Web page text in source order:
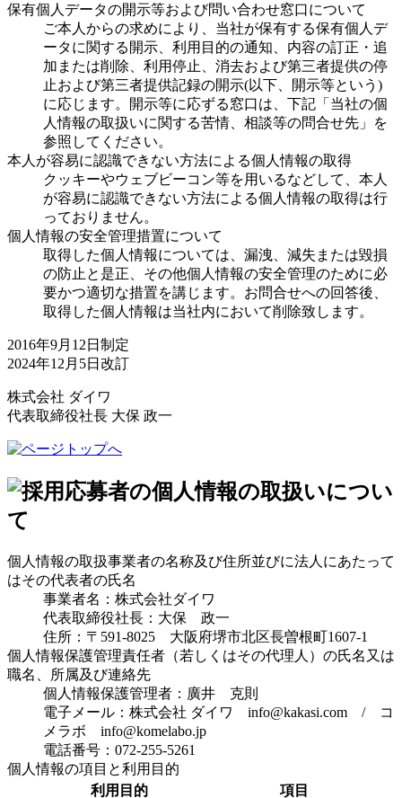
保有個人データの開示等および問い合わせ窓口について
ご本人からの求めにより、当社が保有する保有個人デ
ータに関する開示、利用目的の通知、内容の訂正・追
加または削除、利用停止、消去および第三者提供の停
止および第三者提供記録の開示(以下、開示等という)
に応じます。開示等に応ずる窓口は、下記「当社の個
人情報の取扱いに関する苦情、相談等の問合せ先」を
参照してください。
本人が容易に認識できない方法による個人情報の取得
クッキーやウェブビーコン等を用いるなどして、本人
が容易に認識できない方法による個人情報の取得は行
っておりません。
個人情報の安全管理措置について
取得した個人情報については、漏洩、減失または毀損
の防止と是正、その他個人情報の安全管理のために必
要かつ適切な措置を講じます。お問合せへの回答後、
取得した個人情報は当社内において削除致します。
2016年9月12日制定
2024年12月5日改訂
株式会社 ダイワ
代表取締役社長 大保 政一
個人情報の取扱事業者の名称及び住所並びに法人にあたって
はその代表者の氏名
事業者名：株式会社ダイワ
代表取締役社長：大保 政一
住所：〒591-8025 大阪府堺市北区長曽根町1607-1
個人情報保護管理責任者（若しくはその代理人）の氏名又は
職名、所属及び連絡先
個人情報保護管理者：廣井 克則
電子メール：株式会社 ダイワ info@kakasi.com / コ
メラボ info@komelabo.jp
電話番号：072-255-5261
個人情報の項目と利用目的
利用目的
項目